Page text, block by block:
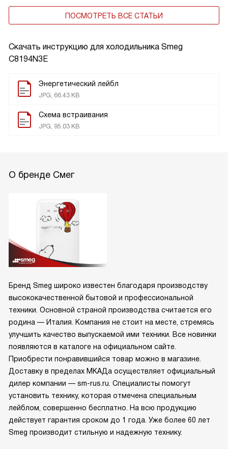
Скачать инструкцию для холодильника Smeg
C8194N3E
Энергетический лейбл
JPG, 66.43 KB
Схема встраивания
JPG, 95.03 KB
ПОСМОТРЕТЬ ВСЕ СТАТЬИ
О бренде Смег
Бренд Smeg широко известен благодаря производству
высококачественной бытовой и профессиональной
техники. Основной страной производства считается его
родина — Италия. Компания не стоит на месте, стремясь
улучшить качество выпускаемой ими техники. Все новинки
появляются в каталоге на официальном сайте.
Приобрести понравившийся товар можно в магазине.
Доставку в пределах МКАДа осуществляет официальный
дилер компании — sm-rus.ru. Специалисты помогут
установить технику, которая отмечена специальным
лейблом, совершенно бесплатно. На всю продукцию
действует гарантия сроком до 1 года. Уже более 60 лет
Smeg производит стильную и надежную технику.